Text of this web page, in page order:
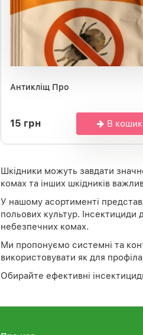
Антикліщ Про
15 грн В кошик
Шкідники можуть завдати
комах та інших шкідників
У нашому асортименті
польових культур.
небезпечних комах.
Ми пропонуємо системні та
використовувати як для
Обирайте ефективні